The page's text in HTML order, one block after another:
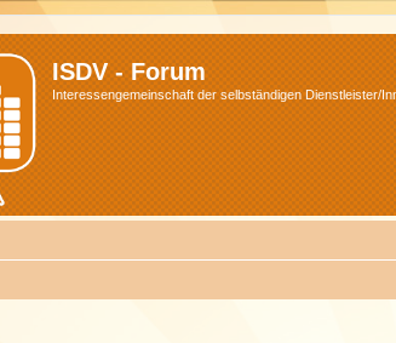
ISDV - Forum
Interessengemeinschaft der selbständigen Dienstleister/